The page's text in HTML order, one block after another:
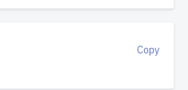
Copy